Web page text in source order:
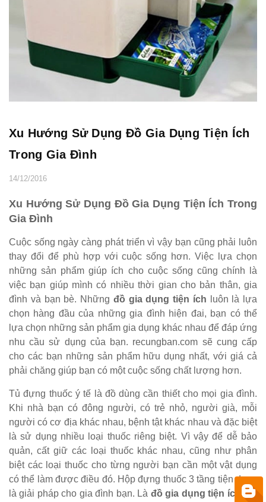
Xu Hướng Sử Dụng Đồ Gia Dụng Tiện Ích
Trong Gia Đình
14/12/2016
Xu Hướng Sử Dụng Đồ Gia Dụng Tiện Ích Trong
Gia Đình
Cuộc sống ngày càng phát triển vì vậy bạn cũng phải luôn
thay đổi để phù hợp với cuộc sống hơn. Việc lựa chọn
những sản phẩm giúp ích cho cuộc sống cũng chính là
việc bạn giúp mình có nhiều thời gian cho bản thân, gia
đình và bạn bè. Những đồ gia dụng tiện ích luôn là lựa
chọn hàng đầu của những gia đình hiện đai, bạn có thể
lựa chọn những sản phẩm gia dụng khác nhau để đáp ứng
nhu cầu sử dụng của bạn. recungban.com sẽ cung cấp
cho các bạn những sản phẩm hữu dụng nhất, với giá cả
phải chăng giúp bạn có một cuộc sống chất lượng hơn.
Tủ đựng thuốc ý tế là đồ dùng cần thiết cho mọi gia đình.
Khi nhà bạn có đông người, có trẻ nhỏ, người già, mỗi
người có cơ địa khác nhau, bệnh tật khác nhau và đặc biệt
là sử dụng nhiều loại thuốc riêng biệt. Vì vậy để dễ bảo
quản, cất giữ các loại thuốc khác nhau, cũng như phân
biệt các loại thuốc cho từng người bạn cần một vật dụng
có thể làm được điều đó. Hộp đựng thuốc 3 tầng tiện dụng
là giải pháp cho gia đình bạn. Là đồ gia dụng tiện ích với